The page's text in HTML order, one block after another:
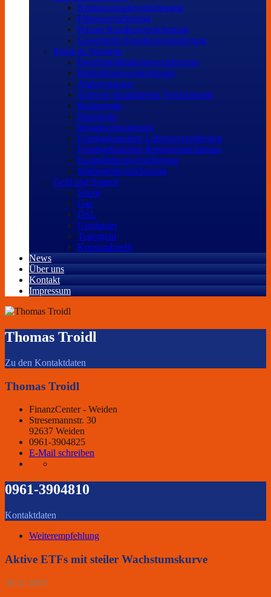
Krankenzusatzversicherung
Pflegeversicherung
Private Krankenversicherung
Gesetzliche Krankenversicherung
Rente & Vorsorge
Berufs­unfähigkeitsversicherung
Risikolebensversicherung
Altersvorsorge
Schwere Krankheiten Versicherung
Riesterrente
Basisrente
Rentenversicherung
Fondsgebundene Lebensversicherung
Fondsgebundene Rentenversicherung
Kapitallebensversicherung
Sterbegeldversicherung
Geld und Sparen
Strom
Gas
DSL
Girokonto
Tagesgeld
Konsumkredit
News
Über uns
Kontakt
Impressum
Thomas Troidl
Zu den Kontaktdaten
Thomas Troidl
FinanzCenter - Weiden
Stresemannstr. 30
92637 Weiden
0961-3904825
E-Mail schreiben
0961-3904810
Kontaktdaten
Weiterempfehlung
Aktive ETFs mit steiler Wachstumskurve
26.11.2025